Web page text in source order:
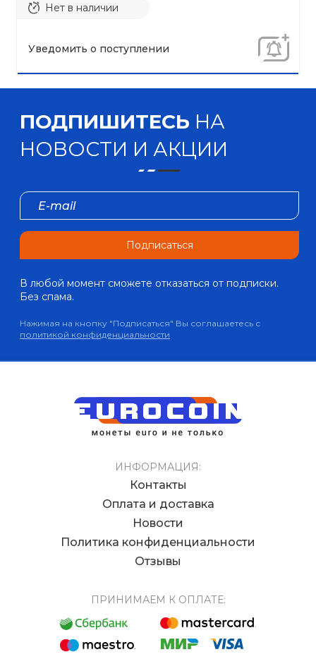
Нет в наличии
Уведомить о поступлении
ПОДПИШИТЕСЬ НА
НОВОСТИ И АКЦИИ
Подписаться
В любой момент сможете отказаться от подписки.
Без спама.
Нажимая на кнопку "Подписаться" Вы соглашаетесь с
политикой конфиденциальности
ИНФОРМАЦИЯ:
Контакты
Оплата и доставка
Новости
Политика конфиденциальности
Отзывы
ПРИНИМАЕМ К ОПЛАТЕ: